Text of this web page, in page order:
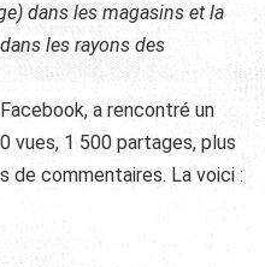
dans les magasins et la
les rayons des
a rencontré un
vues, 1 500 partages, plus
de commentaires. La voici :